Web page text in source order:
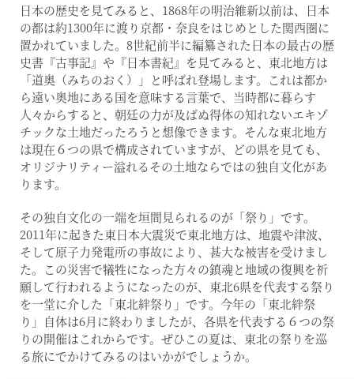
日本の歴史を見てみると、1868年の明治維新以前は、日本
の都は約1300年に渡り京都・奈良をはじめとした関西圏に
置かれていました。8世紀前半に編纂された日本の最古の歴
史書『古事記』や『日本書紀』を見てみると、東北地方は
「道奥（みちのおく）」と呼ばれ登場します。これは都か
ら遠い奥地にある国を意味する言葉で、当時都に暮らす
人々からすると、朝廷の力が及ばぬ得体の知れないエキゾ
チックな土地だったろうと想像できます。そんな東北地方
は現在６つの県で構成されていますが、どの県を見ても、
オリジナリティー溢れるその土地ならではの独自文化があ
ります。
その独自文化の一端を垣間見られるのが「祭り」です。
2011年に起きた東日本大震災で東北地方は、地震や津波、
そして原子力発電所の事故により、甚大な被害を受けまし
た。この災害で犠牲になった方々の鎮魂と地域の復興を祈
願して行われるようになったのが、東北6県を代表する祭り
を一堂に介した「東北絆祭り」です。今年の「東北絆祭
り」自体は6月に終わりましたが、各県を代表する６つの祭
りの開催はこれからです。ぜひこの夏は、東北の祭りを巡
る旅にでかけてみるのはいかがでしょうか。